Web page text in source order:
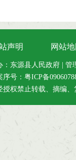
声明 网站
：东源县人民政府 | 管
序号： 粤ICP备
授权禁止转载、摘编